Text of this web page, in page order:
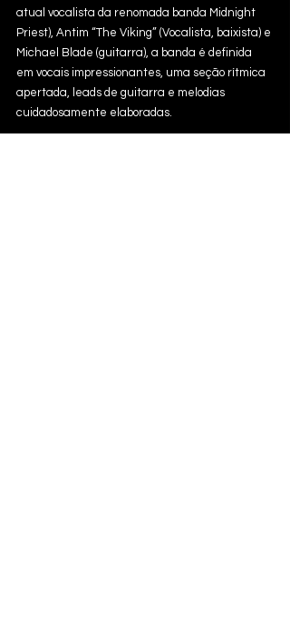
atual vocalista da renomada banda Midnight
Priest), Antim “The Viking” (Vocalista, baixista) e
Michael Blade (guitarra), a banda é definida
em vocais impressionantes, uma seção rítmica
apertada, leads de guitarra e melodias
cuidadosamente elaboradas.